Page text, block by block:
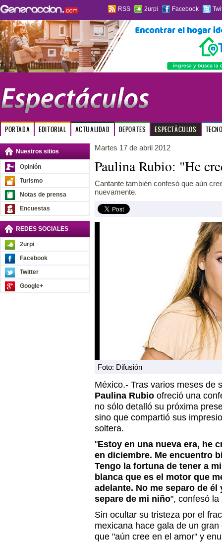
RSS 2urpi Facebook
PORTADA EDITORIAL ACTUALIDAD DEPORTES ESPECTÁCULOS
Nuestros sitios
Opinión
Turismo
Notas de prensa
Encuestas
REDES SOCIALES
2urpi
Facebook
Twitter
Google+
Martes 17 de abril 2012
Paulina Rubio: "He
Cantante también confesó que aún
nuevamente.
Foto: Difusión
México.- Tras varios meses de
Paulina Rubio ofreció una
no sólo detalló su próxima
sino que compartió sus
soltera.
"Estoy en una nueva era, he
en diciembre. Me encuentro
Tengo la fortuna de tener a
blanca que es el motor que
adelante. No me separo de
separe de mi niño", confesó la
Sin ocultar su tristeza por el
mexicana hace gala de un
que "aún cree en el amor" y